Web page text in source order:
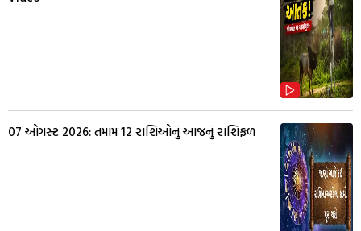
07 ઓગસ્ટ 2026: તમામ 12 રાશિઓનું આજનું રાશિફળ